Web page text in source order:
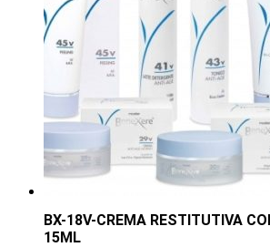
BX-18V-CREMA RESTITUTIVA
15ML